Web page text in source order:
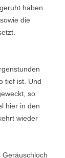
haben.
die
tief ist. Und
so
hier in den
wieder
Geräuschloch